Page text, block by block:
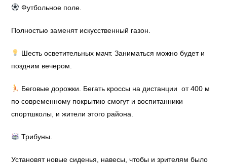
Футбольное поле.
Полностью заменят искусственный газон.
Шесть осветительных мачт. Заниматься можно будет и
поздним вечером.
Беговые дорожки. Бегать кроссы на дистанции от 400 м
по современному покрытию смогут и воспитанники
спортшколы, и жители этого района.
Трибуны.
Установят новые сиденья, навесы, чтобы и зрителям было